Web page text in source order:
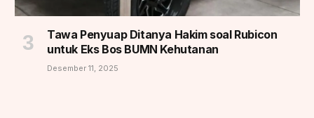
Tawa Penyuap Ditanya Hakim soal Rubicon
untuk Eks Bos BUMN Kehutanan
Desember 11, 2025